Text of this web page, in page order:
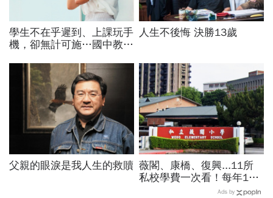
學生不在乎遲到、上課玩手
機，卻無計可施…國中教師
倦「樣樣靠班經、早晚發神
經」
人生不後悔 決勝13歲
父親的眼淚是我人生的救贖 薇閣、康橋、復興...11所
私校學費一次看！每年100
萬值得嗎？專家教你如何籌
Ads by